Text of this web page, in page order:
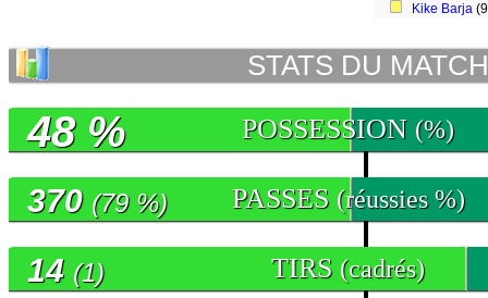
Kike Barja
STATS DU MATCH
POSSESSION (%)
48 %
PASSES (réussies %)
370 (79 %)
TIRS (cadrés)
14 (1)